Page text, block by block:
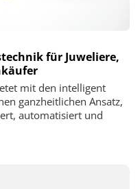
für Juweliere,
mit den intelligent
ganzheitlichen Ansatz,
automatisiert und